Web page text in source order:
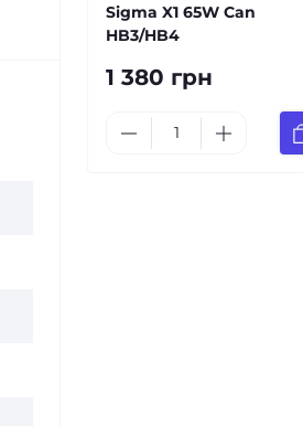
Sigma X1 65W Can
HB3/HB4
1 380 грн